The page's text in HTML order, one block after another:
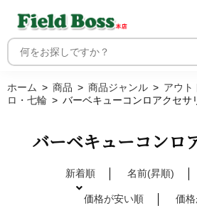
ホーム
メンバー
ご利用案内
ホーム 商品 商品ジャンル アウト
ロ・七輪
バーベキューコンロアクセサ
バーベキューコンロ
新着順 名前(昇順)
価格が安い順 価